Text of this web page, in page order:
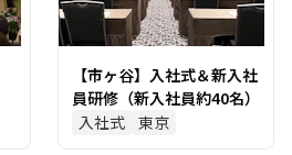
【市ヶ谷】入社式＆新入社
員研修（新入社員約40名）
入社式 東京